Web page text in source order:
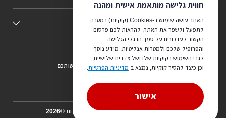
חווית גלישה מותאמת אישית ומהנה
האתר עושה שימוש ב-Cookies (קוקיות) במטרה
לתפעל ולשפר את האתר, להראות לכם פרסום
הקשור לעדכונים על סמך הרגלי הגלישה
והפרופיל שלכם ולמטרות אנליטיות. מידע נוסף
לגבי השימוש בקוקיות שלו ושל צדדים שלישיים,
וכן כיצד להסיר קוקיות, נמצא ב-מדיניות הפרטיות.
אישור
כללי
צריכים ייעוץ מהמקצוענים שלנו? נשמח לעמוד לרשותכם
הכל על אדריכלים ואדריכלות כל הזכויות שמורות ©2026